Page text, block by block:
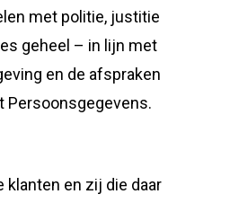
met politie, justitie
geheel – in lijn met
en de afspraken
Persoonsgegevens.
klanten en zij die daar